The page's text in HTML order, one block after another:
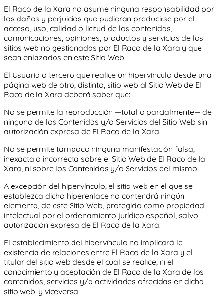
El Raco de la Xara no asume ninguna responsabilidad por
los daños y perjuicios que pudieran producirse por el
acceso, uso, calidad o licitud de los contenidos,
comunicaciones, opiniones, productos y servicios de los
sitios web no gestionados por El Raco de la Xara y que
sean enlazados en este Sitio Web.
El Usuario o tercero que realice un hipervínculo desde una
página web de otro, distinto, sitio web al Sitio Web de El
Raco de la Xara deberá saber que:
No se permite la reproducción —total o parcialmente— de
ninguno de los Contenidos y/o Servicios del Sitio Web sin
autorización expresa de El Raco de la Xara.
No se permite tampoco ninguna manifestación falsa,
inexacta o incorrecta sobre el Sitio Web de El Raco de la
Xara, ni sobre los Contenidos y/o Servicios del mismo.
A excepción del hipervínculo, el sitio web en el que se
establezca dicho hiperenlace no contendrá ningún
elemento, de este Sitio Web, protegido como propiedad
intelectual por el ordenamiento jurídico español, salvo
autorización expresa de El Raco de la Xara.
El establecimiento del hipervínculo no implicará la
existencia de relaciones entre El Raco de la Xara y el
titular del sitio web desde el cual se realice, ni el
conocimiento y aceptación de El Raco de la Xara de los
contenidos, servicios y/o actividades ofrecidas en dicho
sitio web, y viceversa.